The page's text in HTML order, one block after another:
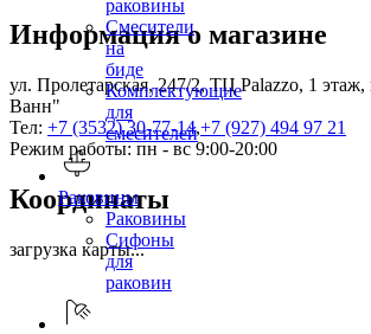
раковины
Смесители
на
биде
Комплектующие
для
смесителей
Раковины
Раковины
Сифоны
для
раковин
Информация о магазине
ул. Пролетарская, 247/2, ТЦ Palazzo, 1
Ванн"
Тел: +7 (3532) 30-77-14,+7 (927) 494 97 21
Режим работы: пн - вс 9:00-20:00
Координаты
загрузка карты...